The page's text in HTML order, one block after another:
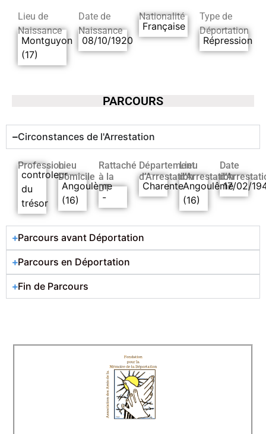
Lieu de
Naissance
Montguyon
(17)
Date de
Naissance
08/10/1920
Nationalité
Française
Type de
Déportation
Répression
PARCOURS
Circonstances de l'Arrestation
Profession
controleur
du
trésor
Lieu
Domicile
Angoulème
(16)
Rattaché
à la
DT
-
Département
d’Arrestation
Charente
Lieu
d’Arrestation
Angoulême
(16)
Date
17/02/
Parcours avant Déportation
Parcours en Déportation
Fin de Parcours